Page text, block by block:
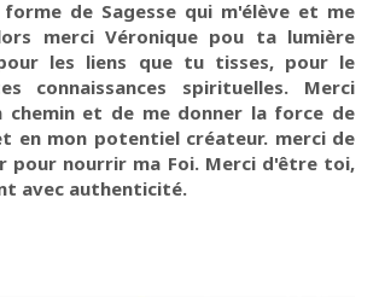
de Sagesse qui m'élève et me
merci Véronique pou ta lumière
les liens que tu tisses, pour le
connaissances spirituelles. Merci
chemin et de me donner la force de
en mon potentiel créateur. merci de
pour nourrir ma Foi. Merci d'être toi,
avec authenticité.